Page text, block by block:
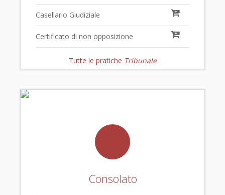
Casellario Giudiziale
Certificato di non opposizione
Tutte le pratiche Tribunale
Consolato